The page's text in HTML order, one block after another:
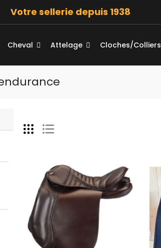
Votre sellerie depuis 1938
Cheval Attelage Cloches/Colliers